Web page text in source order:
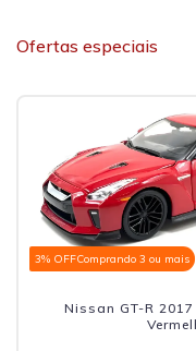
Ofertas especiais
3% OFFComprando 3 ou mais
Nissan GT-R